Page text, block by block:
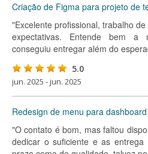
Criação de Figma para projeto de
"Excelente profissional, trabalho
expectativas. Entende bem a
conseguiu entregar além do
5.0
jun. 2025 - jun. 2025
Redesign de menu para
"O contato é bom, mas faltou
dedicar o suficiente e as